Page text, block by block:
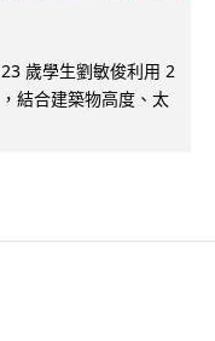
歲學生劉敏俊利用 2
結合建築物高度、太